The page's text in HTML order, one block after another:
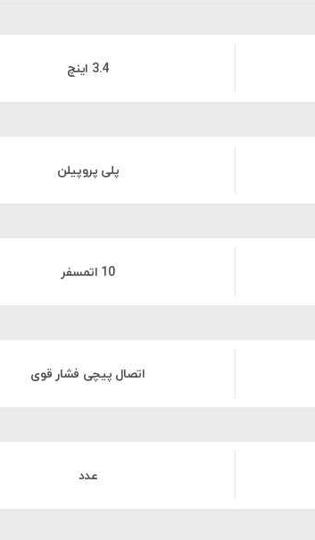
3.4 اینچ
پلی پروپیلن
10 اتمسفر
اتصال پیچی فشار قوی
عدد